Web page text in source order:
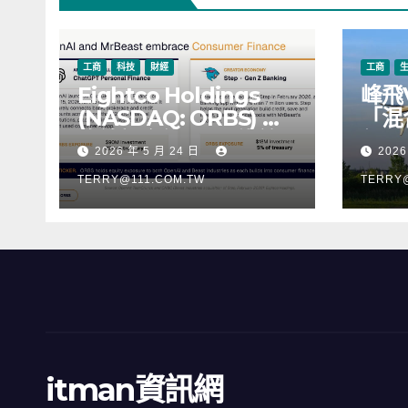
工商 科技 財經
Eightco Holdings
(NASDAQ: ORBS) 公
佈總持倉約 3.37 億美
元，涵蓋 OpenAI、
Beast Industries、超
過 11,000 枚以太幣
WLD 代幣
2026 年 5 月 24 日
TERRY@111.COM.TW
工商
峰
「混
行，
階段
2026
itman資訊網